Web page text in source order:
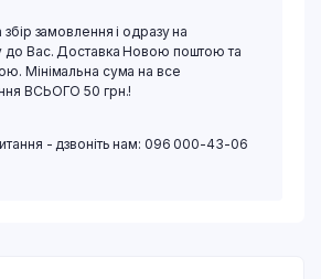
збір замовлення і одразу на
до Вас. Доставка Новою поштою та
Мінімальна сума на все
ВСЬОГО 50 грн.!
- дзвоніть нам: 096 000-43-06